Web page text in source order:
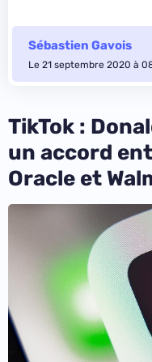
Sébastien Gavois
Le 21 septembre 2020 à
TikTok :
un accord
Oracle et